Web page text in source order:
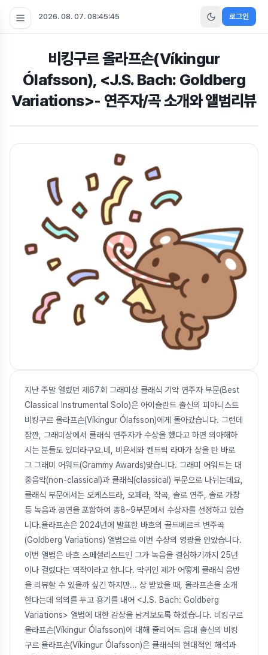
2026. 08. 07. 08:45:46 로그인
비킹구르 올라프손(Víkingur
Ólafsson), <J.S. Bach: Goldberg
Variations>- 연주자/곡 소개와 앨범리뷰
지난 주말 열렸던 제67회 그래미상 클래식 기악 연주자 부문(Best
Classical Instrumental Solo)은 아이슬란드 출신의 피아니스트
비킹구르 올라프손(Víkingur Ólafsson)에게 돌아갔습니다. 그런데
잠깐, 그래미상에서 클래식 연주자가 수상을 했다고 하면 의아해하
시는 분들도 있더라구요.네, 비욘세와 켄드릭 라마가 상을 탄 바로
그 그래미 어워드(Grammy Awards)맞습니다. 그래미 어워드는 대
중음악(non-classical)과 클래식(classical) 부문으로 나뉘는데요,
클래식 부문에서는 오케스트라, 오페라, 작곡, 솔로 연주, 솔로 가창
등 녹음과 공연을 포함하여 총8~9부문에서 수상자를 선정하고 있습
니다.올라프손은 2024년에 발표한 바흐의 골드베르크 변주곡
(Goldberg Variations) 앨범으로 이번 수상의 영광을 안았습니다.
이번 앨범은 바흐 스페셜리스트인 그가 녹음을 결심하기까지 25년
이나 걸렸다는 역작이라고 합니다. 막귀인 제가 어떻게 클래식 음반
을 리뷰할 수 있을까 싶긴 하지만... 상 받았을 때, 올라프손을 소개
한다는데 의의를 두고 용기를 내어 <J.S. Bach: Goldberg
Variations> 앨범에 대한 감상을 남겨보도록 하겠습니다. 비킹구르
올라프손(Víkingur Ólafsson)에 대해 줄리어드 음대 출신의 비킹
구르 올라프손(Víkingur Ólafsson)은 클래식의 현대적인 해석과